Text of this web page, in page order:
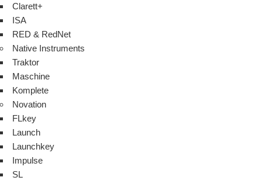
Clarett+
ISA
RED & RedNet
Native Instruments
Traktor
Maschine
Komplete
Novation
FLkey
Launch
Launchkey
Impulse
SL